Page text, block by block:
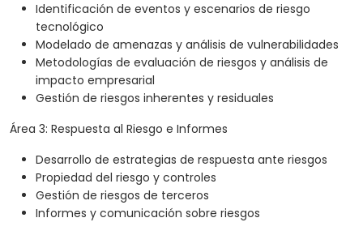
Identificación de eventos y escenarios de riesgo
tecnológico
Modelado de amenazas y análisis de vulnerabilidades
Metodologías de evaluación de riesgos y análisis de
impacto empresarial
Gestión de riesgos inherentes y residuales
Área 3: Respuesta al Riesgo e Informes
Desarrollo de estrategias de respuesta ante riesgos
Propiedad del riesgo y controles
Gestión de riesgos de terceros
Informes y comunicación sobre riesgos